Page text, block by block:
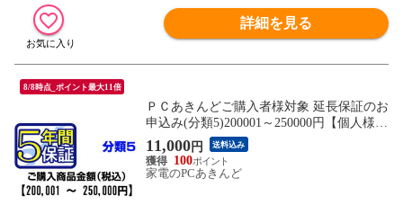
詳細を見る
8/8時点_ポイント最大11倍
ＰＣあきんどご購入者様対象 延長保証のお
申込み(分類5)200001～250000円【個人様限
定】
11,000円 送料込み
100
家電のPCあきんど